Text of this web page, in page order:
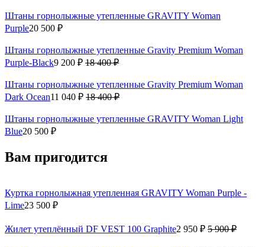
Штаны горнолыжные утепленные GRAVITY Woman
Purple20 500 ₽
Штаны горнолыжные утепленные Gravity Premium Woman
Purple-Black9 200 ₽ 18 400 ₽
Штаны горнолыжные утепленные Gravity Premium Woman
Dark Ocean11 040 ₽ 18 400 ₽
Штаны горнолыжные утепленные GRAVITY Woman Light
Blue20 500 ₽
Вам пригодится
Куртка горнолыжная утепленная GRAVITY Woman Purple -
Lime23 500 ₽
Жилет утеплённый DF VEST 100 Graphite2 950 ₽ 5 900 ₽